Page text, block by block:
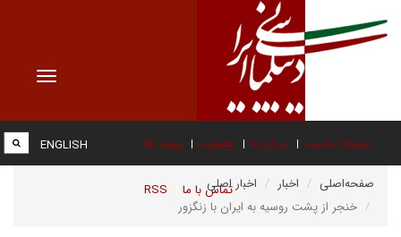
Toggle
صفحه نخست درباره ما عضویت پیوند ها
تماس با ما RSS
ENGLISH
صفحه‌اصلی اخبار
اخبار اصلی
خنجر از پشت روسیه به ایران با زنگزور